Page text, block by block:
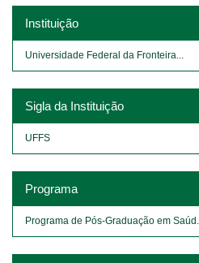
Instituição
Universidade Federal da Fronteira...
Sigla da Instituição
UFFS
Programa
Programa de Pós-Graduação em Saúd...